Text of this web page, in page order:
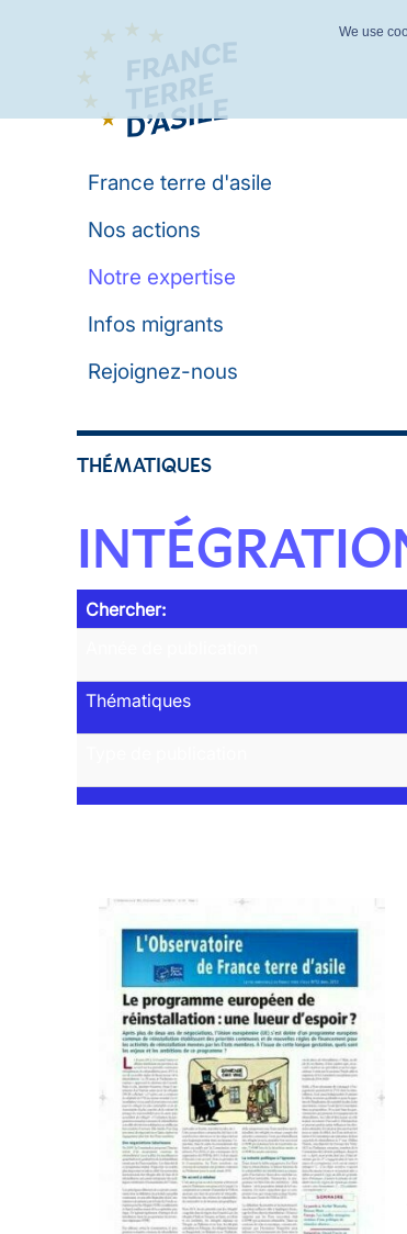
France terre d'asile
Nos actions
Notre expertise
Infos migrants
Rejoignez-nous
THÉMATIQUES
Chercher:
Thématiques
We use